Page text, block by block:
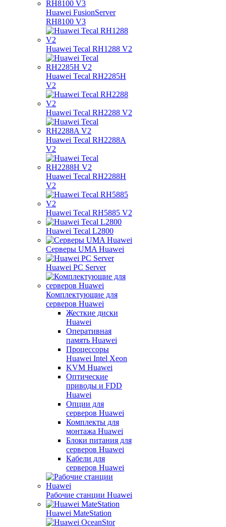
Huawei FusionServer
RH8100 V3
Huawei Tecal RH1288 V2
Huawei Tecal RH2285H
V2
Huawei Tecal RH2288 V2
Huawei Tecal RH2288A
V2
Huawei Tecal RH2288H
V2
Huawei Tecal RH5885 V2
Huawei Tecal L2800
Серверы UMA Huawei
Huawei PC Server
Комплектующие для
серверов Huawei
Жесткие диски
Huawei
Оперативная
память Huawei
Процессоры
Huawei Intel Xeon
KVM Huawei
Оптические
приводы и FDD
Huawei
Опции для
серверов Huawei
Комплекты для
монтажа Huawei
Блоки питания для
серверов Huawei
Кабели для
серверов Huawei
Рабочие станции Huawei
Huawei MateStation